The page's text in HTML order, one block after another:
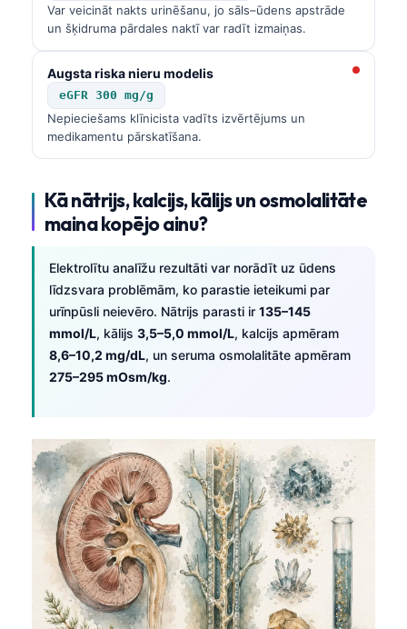
Var veicināt nakts urinēšanu, jo sāls–ūdens apstrāde
un šķidruma pārdales naktī var radīt izmaiņas.
Augsta riska nieru modelis
eGFR 300 mg/g
Nepieciešams klīnicista vadīts izvērtējums un
medikamentu pārskatīšana.
Kā nātrijs, kalcijs, kālijs un osmolalitāte
maina kopējo ainu?
Elektrolītu analīžu rezultāti var norādīt uz ūdens
līdzsvara problēmām, ko parastie ieteikumi par
urīnpūsli neievēro. Nātrijs parasti ir 135–145
mmol/L, kālijs 3,5–5,0 mmol/L, kalcijs apmēram
8,6–10,2 mg/dL, un seruma osmolalitāte apmēram
275–295 mOsm/kg.